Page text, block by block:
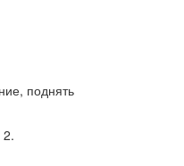
поднять
2.